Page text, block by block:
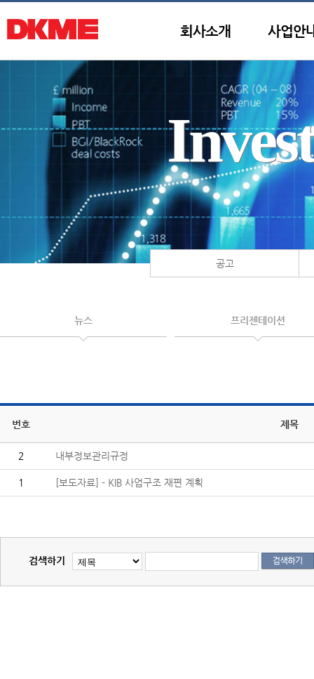
회사소개 사업안
공고
뉴스 프리젠테이션
번호 제목
2 내부정보관리규정
1 [보도자료] - KIB 사업구조 재편 계획
검색하기